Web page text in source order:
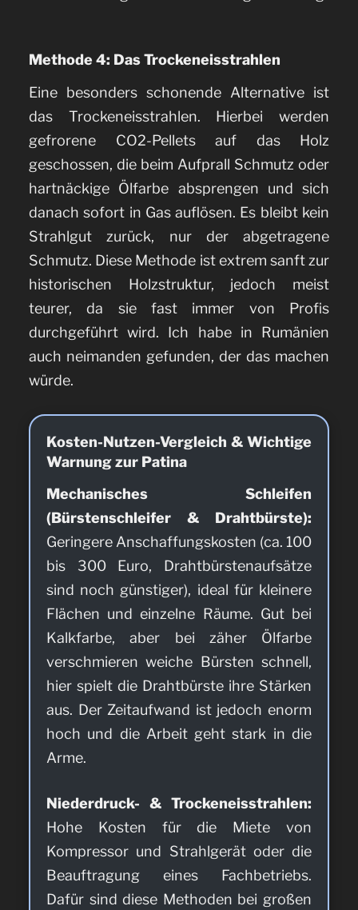
Methode 4: Das Trockeneisstrahlen
Eine besonders schonende Alternative ist
das Trockeneisstrahlen. Hierbei werden
gefrorene CO2-Pellets auf das Holz
geschossen, die beim Aufprall Schmutz oder
hartnäckige Ölfarbe absprengen und sich
danach sofort in Gas auflösen. Es bleibt kein
Strahlgut zurück, nur der abgetragene
Schmutz. Diese Methode ist extrem sanft zur
historischen Holzstruktur, jedoch meist
teurer, da sie fast immer von Profis
durchgeführt wird. Ich habe in Rumänien
auch neimanden gefunden, der das machen
würde.
Kosten-Nutzen-Vergleich & Wichtige
Warnung zur Patina
Mechanisches Schleifen
(Bürstenschleifer & Drahtbürste):
Geringere Anschaffungskosten (ca. 100
bis 300 Euro, Drahtbürstenaufsätze
sind noch günstiger), ideal für kleinere
Flächen und einzelne Räume. Gut bei
Kalkfarbe, aber bei zäher Ölfarbe
verschmieren weiche Bürsten schnell,
hier spielt die Drahtbürste ihre Stärken
aus. Der Zeitaufwand ist jedoch enorm
hoch und die Arbeit geht stark in die
Arme.
Niederdruck- & Trockeneisstrahlen:
Hohe Kosten für die Miete von
Kompressor und Strahlgerät oder die
Beauftragung eines Fachbetriebs.
Dafür sind diese Methoden bei großen